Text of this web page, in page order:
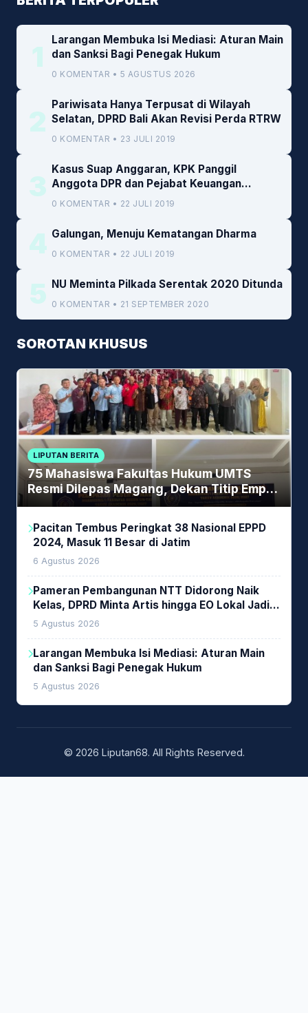
1
Larangan Membuka Isi Mediasi: Aturan Main
dan Sanksi Bagi Penegak Hukum
0 KOMENTAR • 5 AGUSTUS 2026
2
Pariwisata Hanya Terpusat di Wilayah
Selatan, DPRD Bali Akan Revisi Perda RTRW
0 KOMENTAR • 23 JULI 2019
3
Kasus Suap Anggaran, KPK Panggil
Anggota DPR dan Pejabat Keuangan
Kemenkeu
0 KOMENTAR • 22 JULI 2019
4 Galungan, Menuju Kematangan Dharma
0 KOMENTAR • 22 JULI 2019
5 NU Meminta Pilkada Serentak 2020 Ditunda
0 KOMENTAR • 21 SEPTEMBER 2020
SOROTAN KHUSUS
LIPUTAN BERITA
75 Mahasiswa Fakultas Hukum UMTS
Resmi Dilepas Magang, Dekan Titip Empat
Pesan Penting
Pacitan Tembus Peringkat 38 Nasional EPPD
2024, Masuk 11 Besar di Jatim
6 Agustus 2026
Pameran Pembangunan NTT Didorong Naik
Kelas, DPRD Minta Artis hingga EO Lokal Jadi
Prioritas
5 Agustus 2026
Larangan Membuka Isi Mediasi: Aturan Main
dan Sanksi Bagi Penegak Hukum
5 Agustus 2026
© 2026 Liputan68. All Rights Reserved.